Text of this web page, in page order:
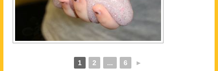
1 2 ... 6 ►